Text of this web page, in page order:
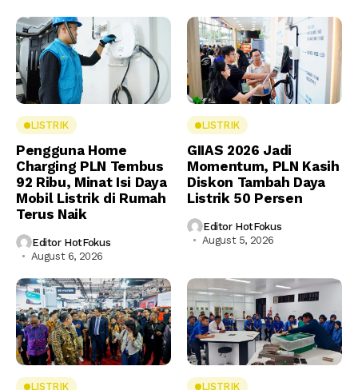
LISTRIK
Pengguna Home
Charging PLN Tembus
92 Ribu, Minat Isi Daya
Mobil Listrik di Rumah
Terus Naik
Editor HotFokus
August 6, 2026
LISTRIK
GIIAS 2026 Jadi
Momentum, PLN Kasih
Diskon Tambah Daya
Listrik 50 Persen
Editor HotFokus
August 5, 2026
LISTRIK LISTRIK